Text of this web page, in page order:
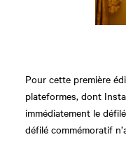
Pour cette première
plateformes, dont
immédiatement le
défilé commémoratif